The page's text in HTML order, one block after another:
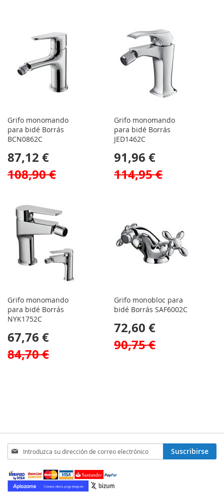
Grifo monomando
para bidé Borrás
BCN0862C
87,12 €
108,90 €
Grifo monomando
para bidé Borrás
JED1462C
91,96 €
114,95 €
Grifo monomando
para bidé Borrás
NYK1752C
67,76 €
84,70 €
Grifo monobloc para
bidé Borrás SAF6002C
72,60 €
90,75 €
Inscríbase
a
nuestro
boletín
de
Suscribirse